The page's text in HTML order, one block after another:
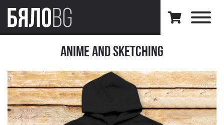
Anime and Sketching